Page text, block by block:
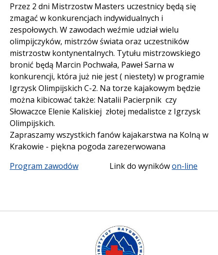
Przez 2 dni Mistrzostw Masters uczestnicy będą się
zmagać w konkurencjach indywidualnych i
zespołowych. W zawodach weźmie udział wielu
olimpijczyków, mistrzów świata oraz uczestników
mistrzostw kontynentalnych. Tytułu mistrzowskiego
bronić będą Marcin Pochwała, Paweł Sarna w
konkurencji, która już nie jest ( niestety) w programie
Igrzysk Olimpijskich C-2. Na torze kajakowym będzie
można kibicować także: Natalii Pacierpnik czy
Słowaczce Elenie Kaliskiej złotej medalistce z Igrzysk
Olimpijskich.
Zapraszamy wszystkich fanów kajakarstwa na Kolną w
Krakowie - piękna pogoda zarezerwowana
Program zawodów Link do wynikówon-line
Instytut Ratownictwa WGiP